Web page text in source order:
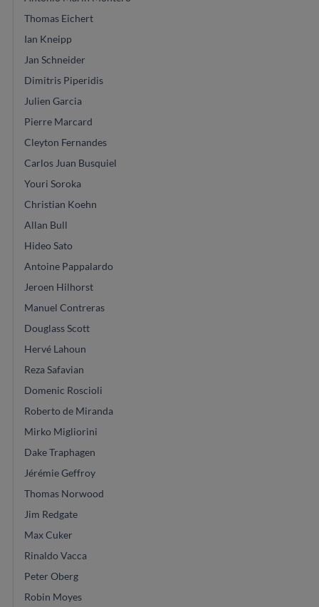
Thomas Eichert
Ian Kneipp
Jan Schneider
Dimitris Piperidis
Julien Garcia
Pierre Marcard
Cleyton Fernandes
Carlos Juan Busquiel
Youri Soroka
Christian Koehn
Allan Bull
Hideo Sato
Antoine Pappalardo
Jeroen Hilhorst
Manuel Contreras
Douglass Scott
Hervé Lahoun
Reza Safavian
Domenic Roscioli
Roberto de Miranda
Mirko Migliorini
Dake Traphagen
Jérémie Geffroy
Thomas Norwood
Jim Redgate
Max Cuker
Rinaldo Vacca
Peter Oberg
Robin Moyes